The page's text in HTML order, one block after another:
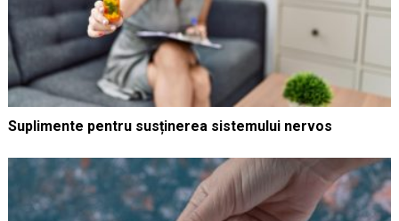
Suplimente pentru susținerea sistemului nervos